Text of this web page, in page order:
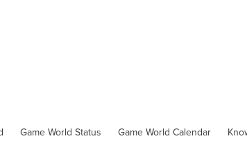
Game World Status Game World Calendar